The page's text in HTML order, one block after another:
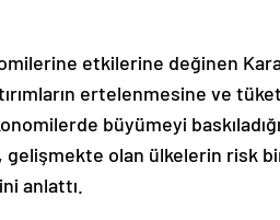
etkilerine değinen
ertelenmesine ve
büyümeyi
gelişmekte olan ülkelerin risk
anlattı.